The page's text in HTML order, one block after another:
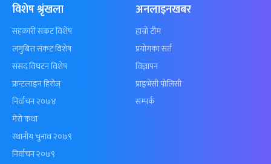
विशेष श्रृंखला
सहकारी संकट विशेष
लगुबित्त संकट विशेष
संसद विघटन विशेष
फ्रन्टलाइन हिरोज्
निर्वाचन २०७४
मेरो कथा
स्थानीय चुनाव २०७९
निर्वाचन २०७९
अनलाइनखबर
हाम्रो टीम
प्रयोगका सर्त
विज्ञापन
प्राइभेसी पोलिसी
सम्पर्क